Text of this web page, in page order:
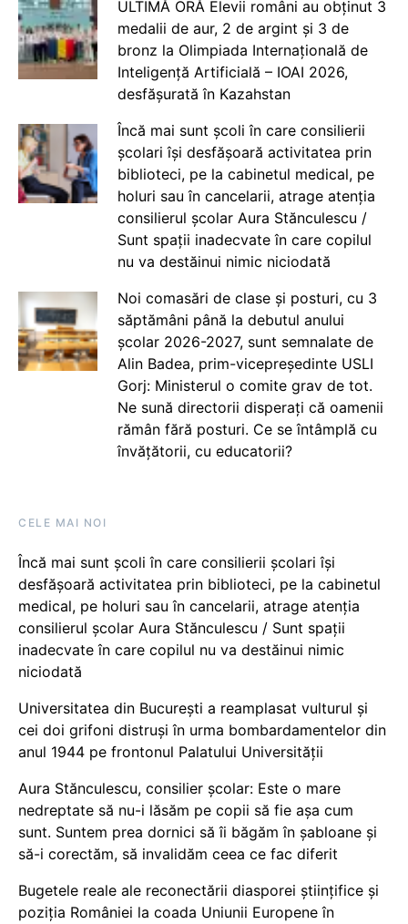
ULTIMĂ ORĂ Elevii români au obținut 3
medalii de aur, 2 de argint și 3 de
bronz la Olimpiada Internațională de
Inteligență Artificială – IOAI 2026,
desfășurată în Kazahstan
Încă mai sunt școli în care consilierii
școlari își desfășoară activitatea prin
biblioteci, pe la cabinetul medical, pe
holuri sau în cancelarii, atrage atenția
consilierul școlar Aura Stănculescu /
Sunt spații inadecvate în care copilul
nu va destăinui nimic niciodată
Noi comasări de clase și posturi, cu 3
săptămâni până la debutul anului
școlar 2026-2027, sunt semnalate de
Alin Badea, prim-vicepreședinte USLI
Gorj: Ministerul o comite grav de tot.
Ne sună directorii disperați că oamenii
rămân fără posturi. Ce se întâmplă cu
învățătorii, cu educatorii?
CELE MAI NOI
Încă mai sunt școli în care consilierii școlari își
desfășoară activitatea prin biblioteci, pe la cabinetul
medical, pe holuri sau în cancelarii, atrage atenția
consilierul școlar Aura Stănculescu / Sunt spații
inadecvate în care copilul nu va destăinui nimic
niciodată
Universitatea din București a reamplasat vulturul și
cei doi grifoni distruși în urma bombardamentelor din
anul 1944 pe frontonul Palatului Universității
Aura Stănculescu, consilier școlar: Este o mare
nedreptate să nu-i lăsăm pe copii să fie așa cum
sunt. Suntem prea dornici să îi băgăm în șabloane și
să-i corectăm, să invalidăm ceea ce fac diferit
Bugetele reale ale reconectării diasporei științifice și
poziția României la coada Uniunii Europene în